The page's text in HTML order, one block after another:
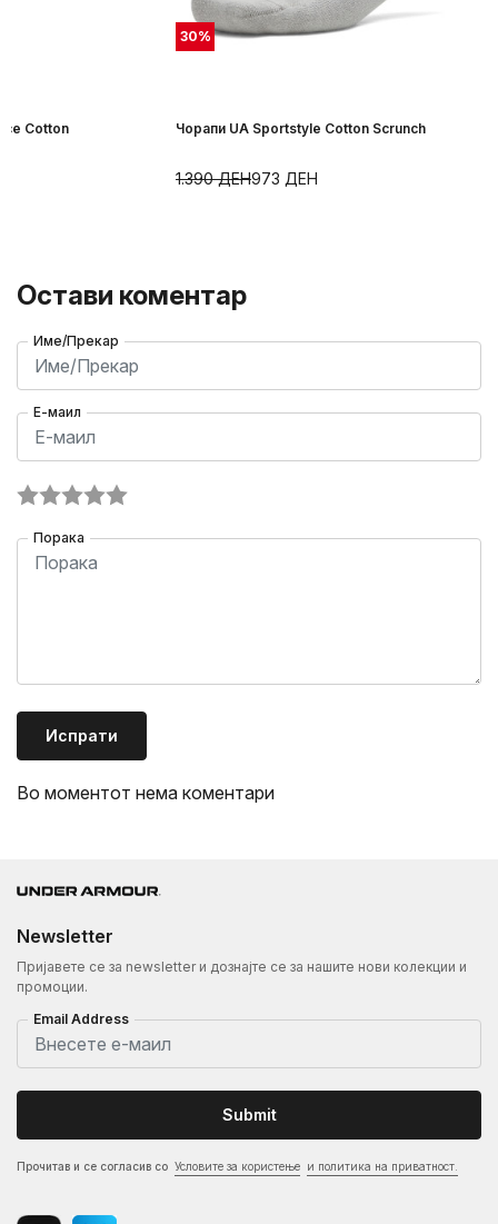
Cotton
30%
Чорапи UA Sportstyle Cotton Scrunch
973 ДЕН
1.390ДЕН
Остави коментар
Име/Прекар
Е-маил
Порака
Испрати
Во моментот нема коментари
Newsletter
Пријавете се за newsletter и дознајте се за нашите нови колекции и
промоции.
Email Address
Submit
Прочитав и се согласив со Условите за користење и политика на приватност.